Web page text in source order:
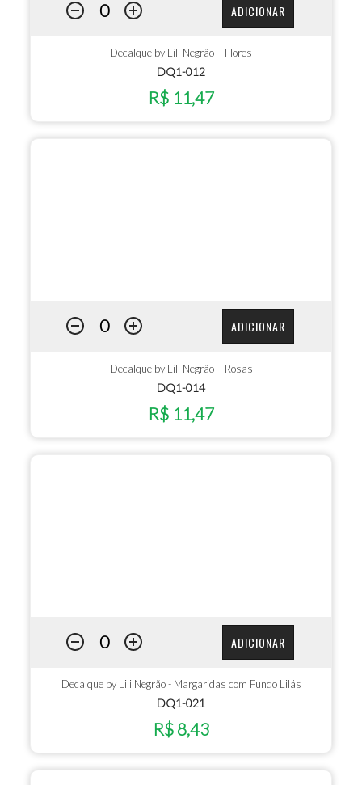
ADICIONAR
Decalque by Lili Negrão – Flores
DQ1-012
R$ 11,47
ADICIONAR
Decalque by Lili Negrão – Rosas
DQ1-014
R$ 11,47
ADICIONAR
Decalque by Lili Negrão - Margaridas com Fundo Lilás
DQ1-021
R$ 8,43